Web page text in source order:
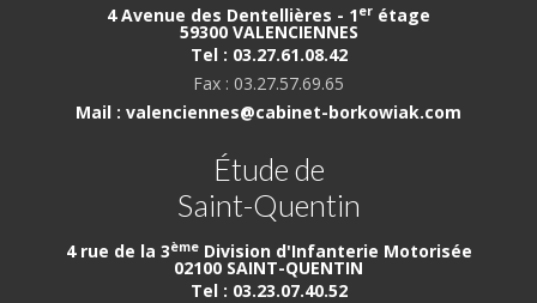
4 Avenue des Dentellières - 1er étage
59300 VALENCIENNES
Tel : 03.27.61.08.42
Fax : 03.27.57.69.65
Mail : valenciennes@cabinet-borkowiak.com
Étude de
Saint-Quentin
4 rue de la 3èmeDivision d'Infanterie Motorisée
02100 SAINT-QUENTIN
Tel : 03.23.07.40.52